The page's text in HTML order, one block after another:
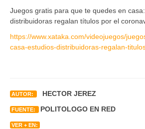
Juegos gratis para que te quedes en
distribuidoras regalan títulos por el
https://www.xataka.com/videojuegos/
casa-estudios-distribuidoras-regalan-
AUTOR: HECTOR JEREZ
FUENTE: POLITOLOGO EN RED
VER + EN: